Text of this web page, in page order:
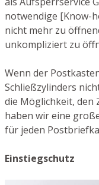
notwendige [Know-
nicht mehr zu
unkompliziert zu
Wenn der
Schließzylinders
die Möglichkeit, den
haben wir eine
für jeden
Einstiegschutz